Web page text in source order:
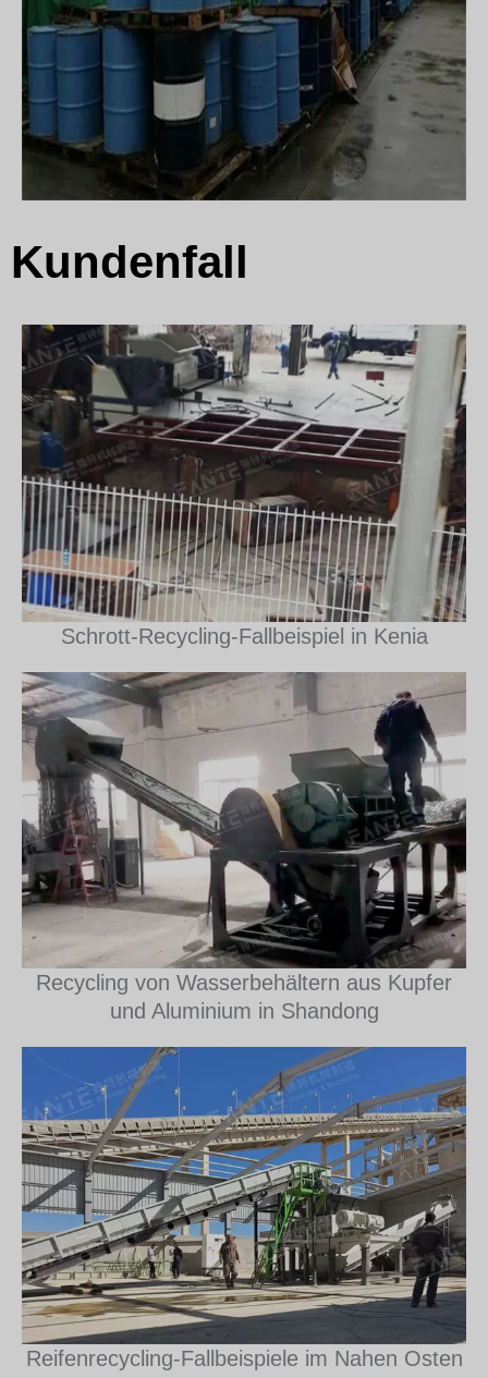
Kundenfall
Schrott-Recycling-Fallbeispiel in Kenia
Recycling von Wasserbehältern aus Kupfer
und Aluminium in Shandong
Reifenrecycling-Fallbeispiele im Nahen Osten